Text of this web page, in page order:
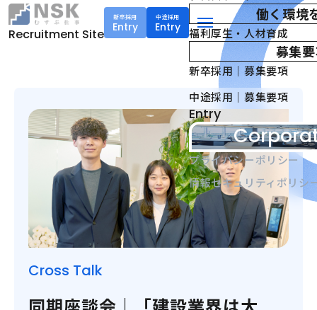
NSK株式会社
Recruitment Site
新卒採用
Entry
中途採用
Entry
menu
働く環境
福利厚生・人材育成
募集
新卒採用｜募集要項
中途採用｜募集要項
Entry
プライバシーポリシー
情報セキュリティポリシ
Cross Talk